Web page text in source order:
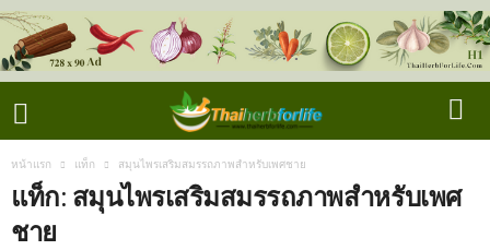
หน้าแรก แท็ก สมุนไพรเสริมสมรรถภาพสำหรับเพศชาย
แท็ก: สมุนไพรเสริมสมรรถภาพสำหรับเพศ
ชาย